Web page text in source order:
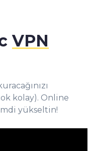
VPN
kolay). Online
yükseltin!